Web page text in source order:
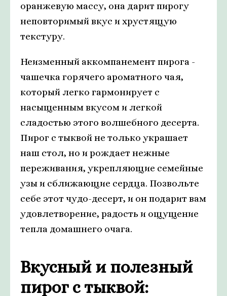
оранжевую массу, она дарит пирогу
неповторимый вкус и хрустящую
текстуру.
Неизменный аккомпанемент пирога -
чашечка горячего ароматного чая,
который легко гармонирует с
насыщенным вкусом и легкой
сладостью этого волшебного десерта.
Пирог с тыквой не только украшает
наш стол, но и рождает нежные
переживания, укрепляющие семейные
узы и сближающие сердца. Позвольте
себе этот чудо-десерт, и он подарит вам
удовлетворение, радость и ощущение
тепла домашнего очага.
Вкусный и полезный
пирог с тыквой: